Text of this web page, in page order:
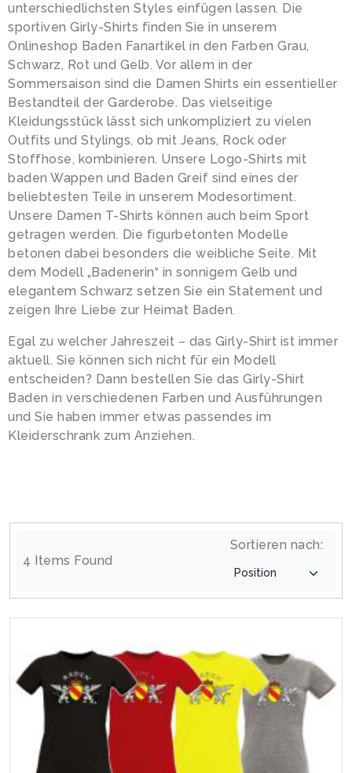
unterschiedlichsten Styles einfügen lassen. Die
sportiven Girly-Shirts finden Sie in unserem
Onlineshop Baden Fanartikel in den Farben Grau,
Schwarz, Rot und Gelb. Vor allem in der
Sommersaison sind die Damen Shirts ein essentieller
Bestandteil der Garderobe. Das vielseitige
Kleidungsstück lässt sich unkompliziert zu vielen
Outfits und Stylings, ob mit Jeans, Rock oder
Stoffhose, kombinieren. Unsere Logo-Shirts mit
baden Wappen und Baden Greif sind eines der
beliebtesten Teile in unserem Modesortiment.
Unsere Damen T-Shirts können auch beim Sport
getragen werden. Die figurbetonten Modelle
betonen dabei besonders die weibliche Seite. Mit
dem Modell „Badenerin“ in sonnigem Gelb und
elegantem Schwarz setzen Sie ein Statement und
zeigen Ihre Liebe zur Heimat Baden.
Egal zu welcher Jahreszeit – das Girly-Shirt ist immer
aktuell. Sie können sich nicht für ein Modell
entscheiden? Dann bestellen Sie das Girly-Shirt
Baden in verschiedenen Farben und Ausführungen
und Sie haben immer etwas passendes im
Kleiderschrank zum Anziehen.
4 Items Found
Sortieren nach: